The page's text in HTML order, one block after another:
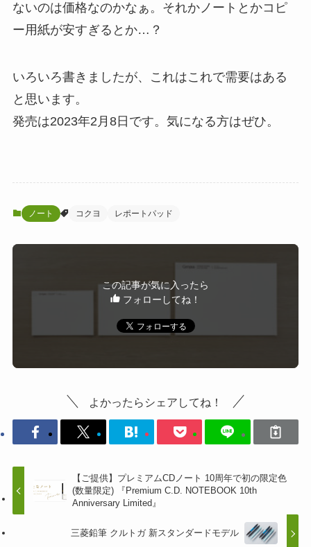
ないのは価格なのかなぁ。それかノートとかコピ
ー用紙が安すぎるとか…？
いろいろ書きましたが、これはこれで需要はある
と思います。
発売は2023年2月8日です。気になる方はぜひ。
ノート コクヨ レポートパッド
この記事が気に入ったら
フォローしてね！
よかったらシェアしてね！
【ご提供】プレミアムCDノート 10周年で初の限定色
(数量限定) 『Premium C.D. NOTEBOOK 10th
Anniversary Limited』
三菱鉛筆 クルトガ 新スタンダードモデル